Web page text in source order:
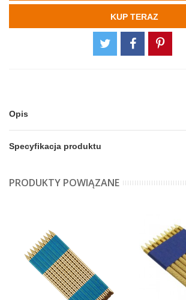
KUP TERAZ
Opis
Specyfikacja produktu
PRODUKTY POWIĄZANE